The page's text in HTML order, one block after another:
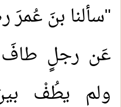
"سألنا بنَ عُمرَ
عَن رجلٍ طافَ
ولم يطُفْ